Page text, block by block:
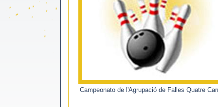
Campeonato de l'Agrupació de Falles Quatre